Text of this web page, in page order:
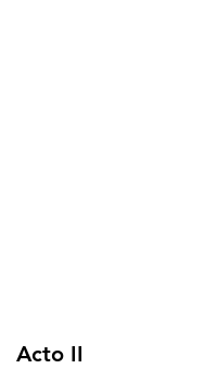
Acto II